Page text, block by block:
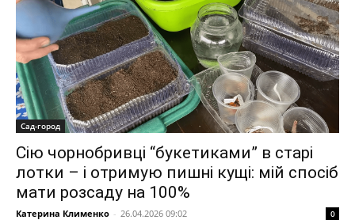
Сад-город
Сію чорнобривці “букетиками” в старі
лотки – і отримую пишні кущі: мій спосіб
мати розсаду на 100%
Катерина Клименко - 26.04.2026 09:02 0